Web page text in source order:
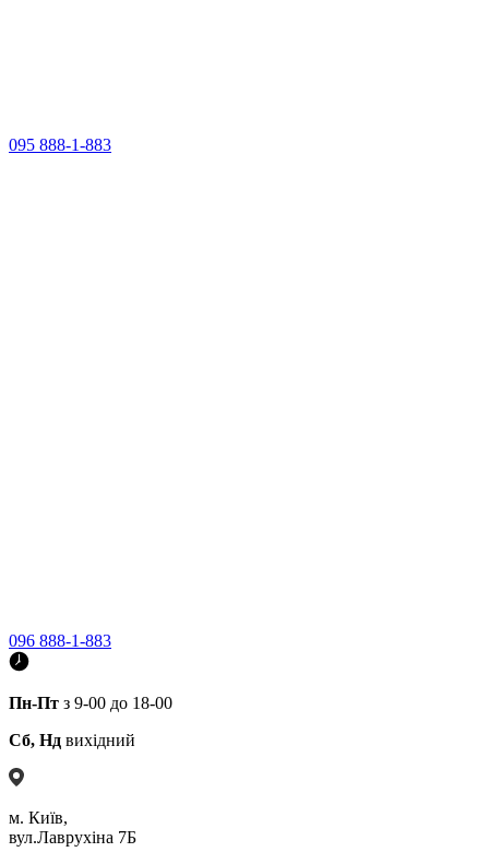
095 888-1-883
096 888-1-883
Пн-Пт з 9-00 до 18-00
Сб, Нд вихідний
м. Київ,
вул.Лаврухіна 7Б